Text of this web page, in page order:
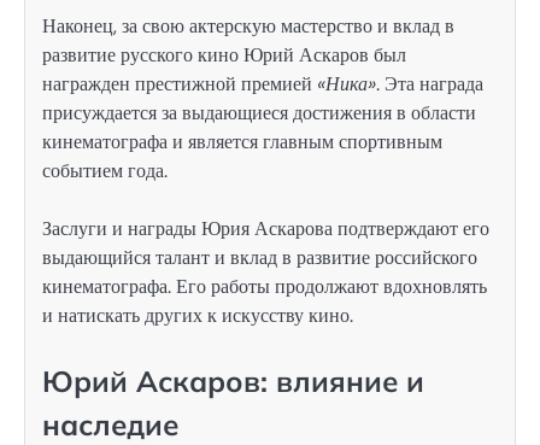
Наконец, за свою актерскую мастерство и вклад в
развитие русского кино Юрий Аскаров был
награжден престижной премией «Ника». Эта награда
присуждается за выдающиеся достижения в области
кинематографа и является главным спортивным
событием года.
Заслуги и награды Юрия Аскарова подтверждают его
выдающийся талант и вклад в развитие российского
кинематографа. Его работы продолжают вдохновлять
и натискать других к искусству кино.
Юрий Аскаров: влияние и
наследие